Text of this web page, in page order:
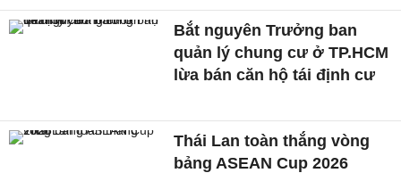
Bắt nguyên Trưởng ban
quản lý chung cư ở TP.HCM
lừa bán căn hộ tái định cư
Thái Lan toàn thắng vòng
bảng ASEAN Cup 2026